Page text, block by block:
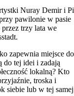
Nuray Demir i
pawilonie w pasie
przez trzy lata we
zapewnia miejsce do
do tej idei i zadają
lokalną? Kto
troska i
siebie lub w tej samej